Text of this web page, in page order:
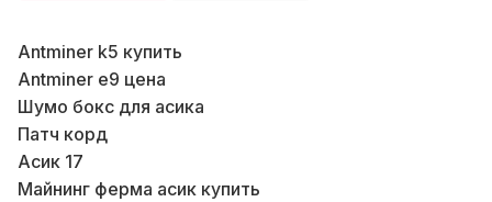
Antminer k5 купить
Antminer e9 цена
Шумо бокс для асика
Патч корд
Асик 17
Майнинг ферма асик купить